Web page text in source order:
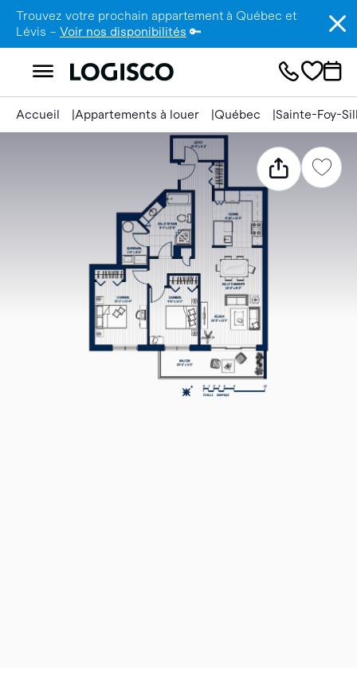
Trouvez votre prochain appartement à Québec et
Lévis – Voir nos disponibilités 🔑
Accueil Appartements à louer Québec Sainte-Foy-